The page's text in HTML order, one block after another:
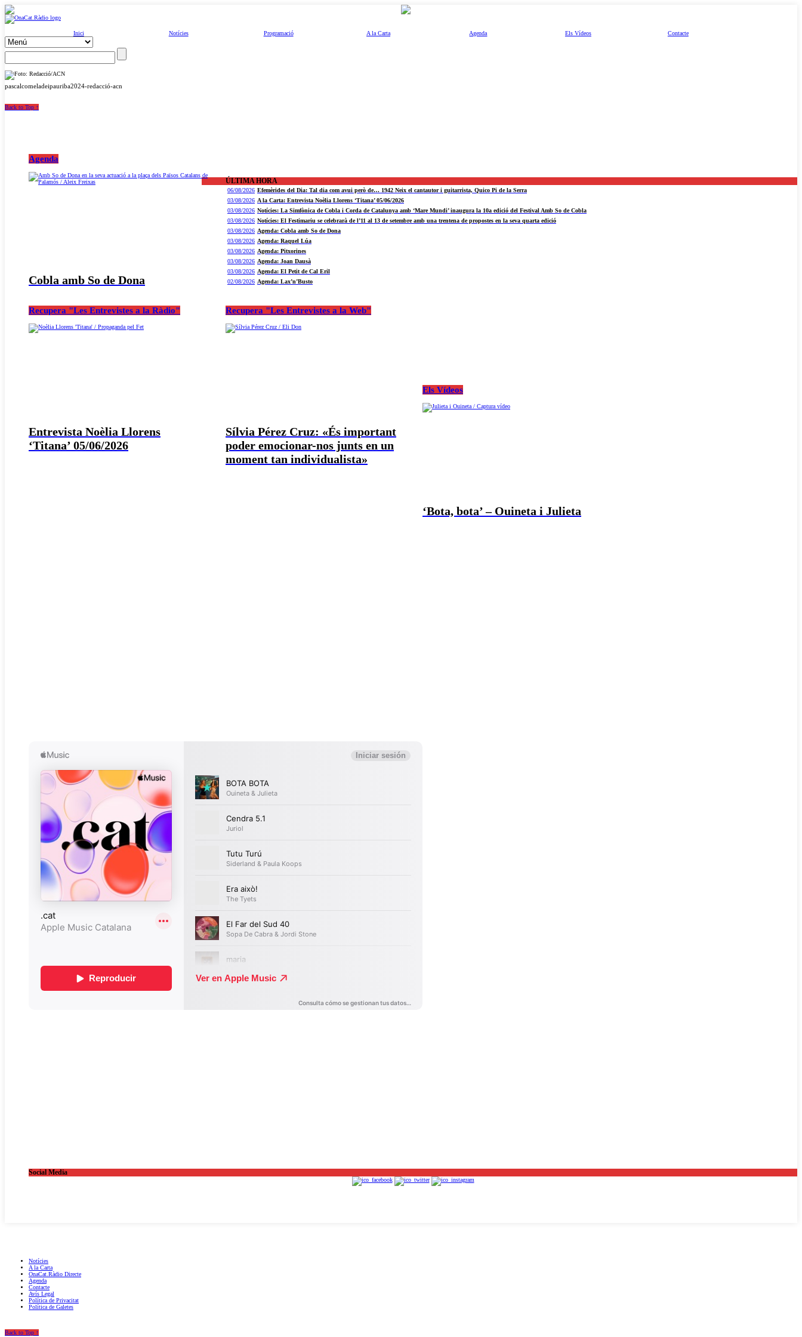
Inici Notícies Programació A la Carta Agenda Els Vídeos Contacte
pascalcomeladeipauriba2024-redacció-acn
Back to Top ↑
Agenda
Cobla amb So de Dona
ÚLTIMA HORA
06/08/2026 Efemèrides del Dia: Tal dia com avui però de… 1942 Neix el cantautor i guitarrista, Quico Pi de la Serra
03/08/2026 A la Carta: Entrevista Noèlia Llorens ‘Titana’ 05/06/2026
03/08/2026 Notícies: La Simfònica de Cobla i Corda de Catalunya amb ‘Mare Mundi’ inaugura la 10a edició del Festival Amb So de Cobla
03/08/2026 Notícies: El Festimariu se celebrarà de l’11 al 13 de setembre amb una trentena de propostes en la seva quarta edició
03/08/2026 Agenda: Cobla amb So de Dona
03/08/2026 Agenda: Raquel Lúa
03/08/2026 Agenda: Pitxorines
03/08/2026 Agenda: Joan Dausà
03/08/2026 Agenda: El Petit de Cal Eril
02/08/2026 Agenda: Lax’n’Busto
Recupera "Les Entrevistes a la Ràdio"
Entrevista Noèlia Llorens
‘Titana’ 05/06/2026
Recupera "Les Entrevistes a la Web"
Sílvia Pérez Cruz: «És important
poder emocionar-nos junts en un
moment tan individualista»
Els Vídeos
‘Bota, bota’ – Ouineta i Julieta
Social Media
Notícies
A la Carta
OnaCat.Ràdio Directe
Agenda
Contacte
Avís Legal
Política de Privacitat
Política de Galetes
Back to Top ↑